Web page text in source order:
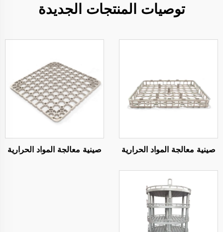
توصيات المنتجات الجديدة
صينية معالجة المواد الحرارية صينية معالجة المواد الحرارية